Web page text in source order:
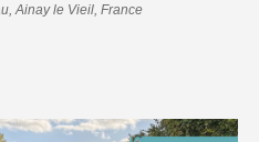
Ainay le Vieil, France